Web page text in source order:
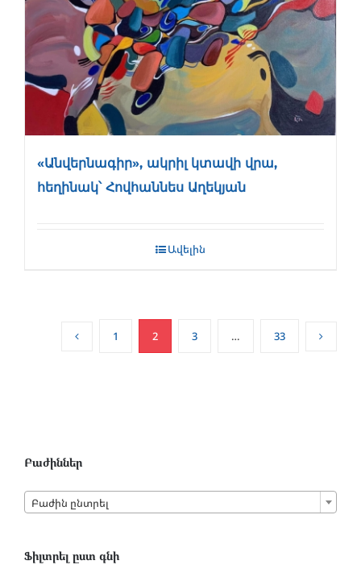
«Անվերնագիր», ակրիլ կտավի վրա,
հեղինակ՝ Հովհաննես Աղեկյան
Ավելին
1 2 3 … 33
Բաժիններ
Բաժին ընտրել
Ֆիլտրել ըստ գնի